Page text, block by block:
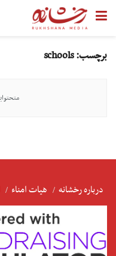
برچسب:schools
درباره رخشانه هیات امناء